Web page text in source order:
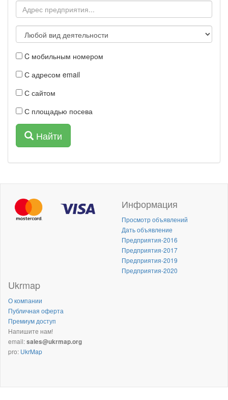
C мобильным номером
С адресом email
С сайтом
С площадью посева
Найти
Информация
Просмотр объявлений
Дать объявление
Предприятия-2016
Предприятия-2017
Предприятия-2019
Предприятия-2020
Ukrmap
О компании
Публичная оферта
Премиум доступ
Напишите нам!
email:sales@ukrmap.org
pro: UkrMap